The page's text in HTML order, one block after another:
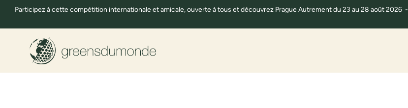
Participez à cette compétition internationale et amicale, ouverte à tous et découvrez Prague Autrement du 23 au 28 août 2026 -